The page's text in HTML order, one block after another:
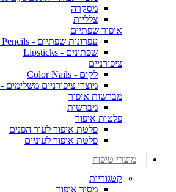
מסקרה
צלליות
איפור שפתיים
עפרונות שפתיים - Lip Pencils
שפתונים - Lipsticks
ציפורניים
לקים - Color Nails
מוצרי ציפורניים משלימים - Complimentary Nails Products
מברשות איפור
מברשות
פלטות איפור
פלטת איפור לעור הפנים
פלטת איפור לעיניים
מוצרי טיפוח
קטגוריות
מסיר איפור